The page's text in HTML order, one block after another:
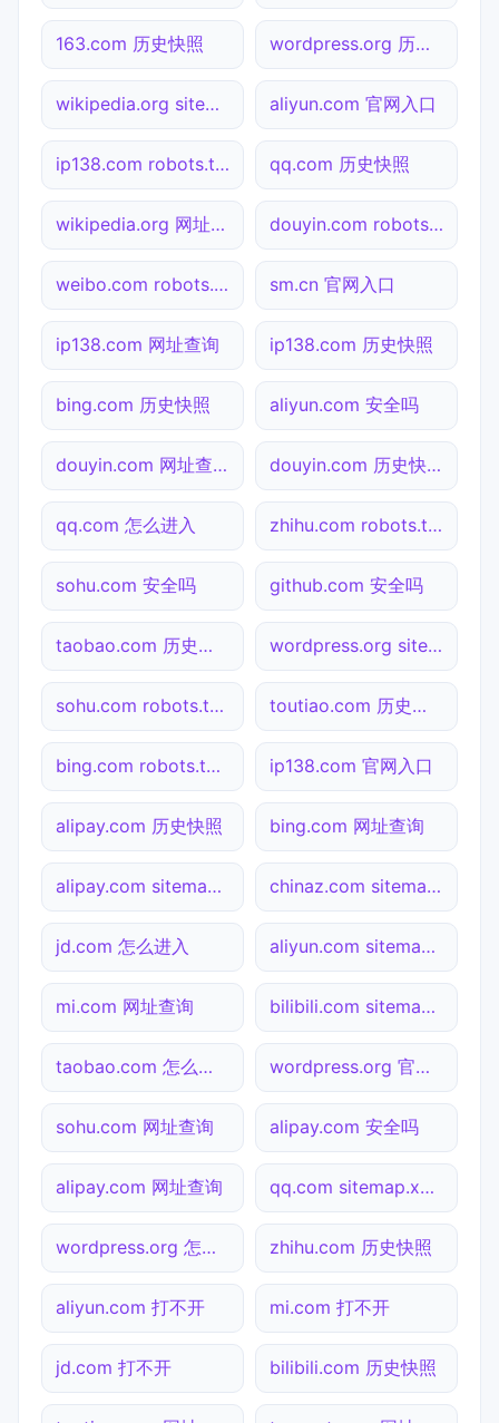
163.com 历史快照 wordpress.org 历史快照
wikipedia.org sitemap.xml检测 aliyun.com 官网入口
ip138.com robots.txt检测 qq.com 历史快照
wikipedia.org 网址查询 douyin.com robots.txt检测
weibo.com robots.txt检测 sm.cn 官网入口
ip138.com 网址查询 ip138.com 历史快照
bing.com 历史快照 aliyun.com 安全吗
douyin.com 网址查询 douyin.com 历史快照
qq.com 怎么进入 zhihu.com robots.txt检测
sohu.com 安全吗 github.com 安全吗
taobao.com 历史快照 wordpress.org sitemap.xml检测
sohu.com robots.txt检测 toutiao.com 历史快照
bing.com robots.txt检测 ip138.com 官网入口
alipay.com 历史快照 bing.com 网址查询
alipay.com sitemap.xml检测 chinaz.com sitemap.xml检测
jd.com 怎么进入 aliyun.com sitemap.xml检测
mi.com 网址查询 bilibili.com sitemap.xml检测
taobao.com 怎么进入 wordpress.org 官网入口
sohu.com 网址查询 alipay.com 安全吗
alipay.com 网址查询 qq.com sitemap.xml检测
wordpress.org 怎么进入 zhihu.com 历史快照
aliyun.com 打不开 mi.com 打不开
jd.com 打不开 bilibili.com 历史快照